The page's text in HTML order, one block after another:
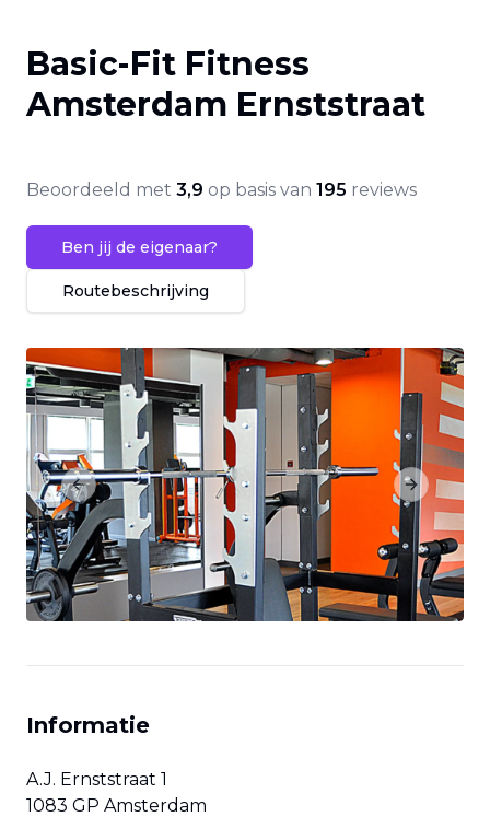
Basic-Fit Fitness
Amsterdam Ernststraat
Beoordeeld met 3,9 op basis van 195 reviews
Ben jij de eigenaar?
Routebeschrijving
Previous slide Next slide
Informatie
A.J. Ernststraat 1
1083 GP Amsterdam